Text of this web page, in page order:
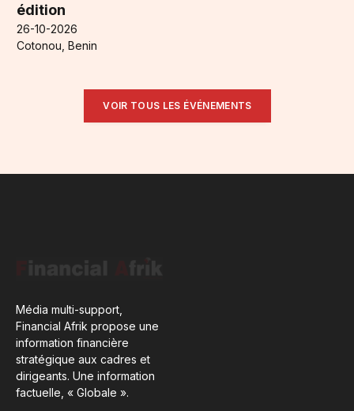
édition
26-10-2026
Cotonou, Benin
VOIR TOUS LES ÉVÉNEMENTS
Média multi-support,
Financial Afrik propose une
information financière
stratégique aux cadres et
dirigeants. Une information
factuelle, « Globale ».